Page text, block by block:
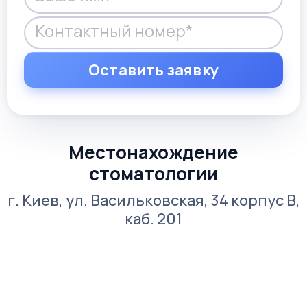
Местонахождение
стоматологии
г. Киев, ул. Васильковская, 34 корпус В,
каб. 201